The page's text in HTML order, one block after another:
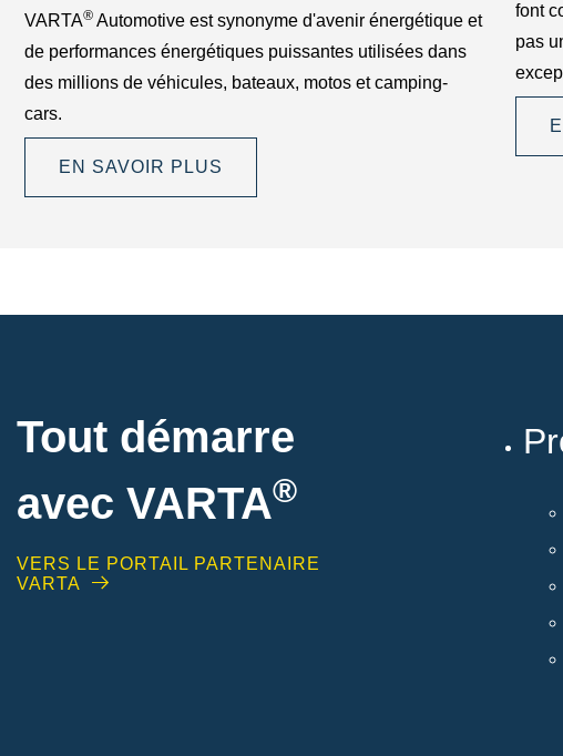
VARTA® Automotive est synonyme d'avenir énergétique et
de performances énergétiques puissantes utilisées dans
des millions de véhicules, bateaux, motos et camping-
cars.
EN SAVOIR PLUS
font
pas
Tout démarre
avec VARTA®
VERS LE PORTAIL PARTENAIRE
VARTA